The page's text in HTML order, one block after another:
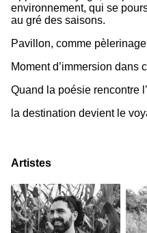
environnement, qui se
au gré des saisons.
Pavillon, comme
Moment d’immersion dans
Quand la poésie rencontre
la destination devient le
Artistes